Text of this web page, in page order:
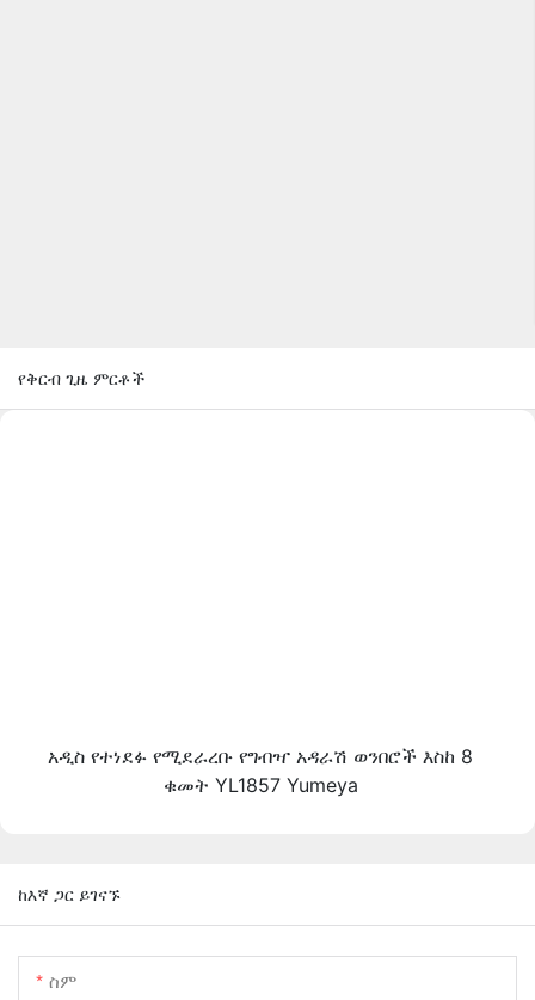
የቅርብ ጊዜ ምርቶች
አዲስ የተነደፉ የሚደራረቡ የግብዣ አዳራሽ ወንበሮች እስከ 8
ቁመት YL1857 Yumeya
ከእኛ ጋር ይገናኙ
ስም